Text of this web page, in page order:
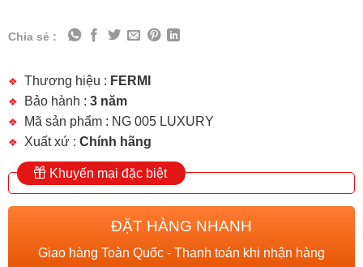
Chia sẻ :
Thương hiệu : FERMI
Bảo hành : 3 năm
Mã sản phẩm : NG 005 LUXURY
Xuất xứ : Chính hãng
Khuyến mại đặc biệt
ĐẶT HÀNG NHANH
Giao hàng Toàn Quốc - Thanh toán khi nhận hàng